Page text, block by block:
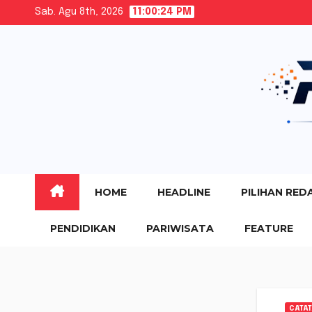
Sab. Agu 8th, 2026 11:00:26 PM
HOME HEADLINE PILIHAN
PENDIDIKAN PARIWISATA FEATURE